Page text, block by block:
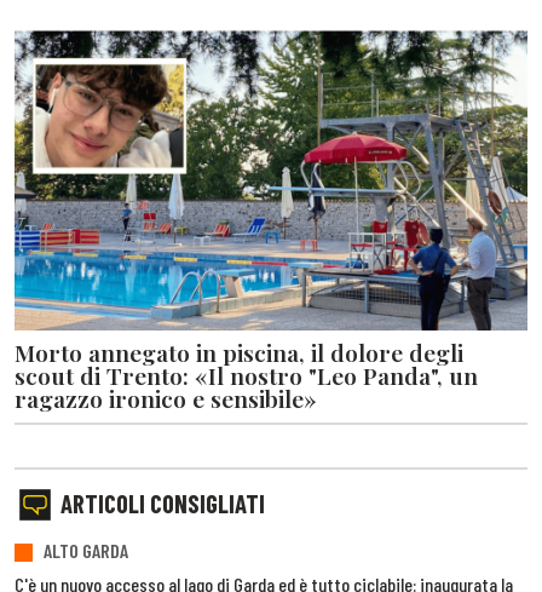
Morto annegato in piscina, il dolore degli
scout di Trento: «Il nostro "Leo Panda", un
ragazzo ironico e sensibile»
ARTICOLI CONSIGLIATI
ALTO GARDA
C'è un nuovo accesso al lago di Garda ed è tutto ciclabile: inaugurata la